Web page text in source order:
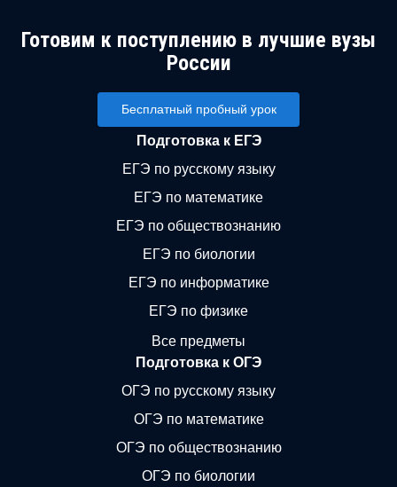
Готовим к поступлению в лучшие вузы
России
Бесплатный пробный урок
Подготовка к ЕГЭ
ЕГЭ по русскому языку
ЕГЭ по математике
ЕГЭ по обществознанию
ЕГЭ по биологии
ЕГЭ по информатике
ЕГЭ по физике
Все предметы
Подготовка к ОГЭ
ОГЭ по русскому языку
ОГЭ по математике
ОГЭ по обществознанию
ОГЭ по биологии